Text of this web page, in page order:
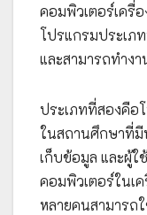
คอมพิวเตอร์เครื่
โปรแกรมประเภ
และสามารถทำง
ประเภทที่สองคือ
ในสถานศึกษาที่มี
เก็บข้อมูล และผู้ใ
คอมพิวเตอร์ในเ
หลายคนสามารถ